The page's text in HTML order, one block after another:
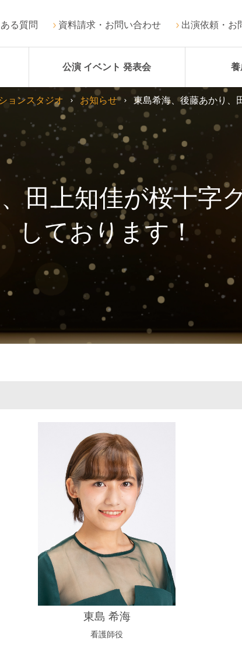
る質問 資料請求・お問い合わせ 出演依頼・お
公演 イベント 発表会 養
田上知佳が桜十字
しております！
ョンスタジオ お知らせ 東島希海、後藤あかり、
東島 希海
看護師役